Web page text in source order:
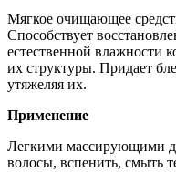
Мягкое очищающее
Cпособствует
естественной влажности
их структуры. Придает
утяжеляя их.
Применение
Легкими массирующими
волосы, вспенить, смыть